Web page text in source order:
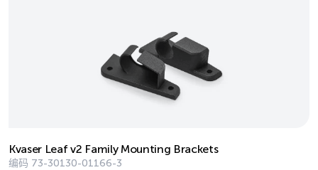
Kvaser Leaf v2 Family Mounting Brackets
编码 73-30130-01166-3